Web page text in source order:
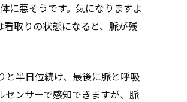
に悪そうです。気になりますよ
取りの状態になると、脈が残
と半日位続け、最後に脈と呼吸
ンサーで感知できますが、脈